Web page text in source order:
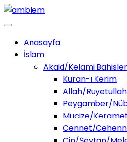
Anasayfa
İslam
Akaid/Kelami Bahisler
Kuran-ı Kerim
Allah/Ruyetullah
Peygamber/
Mucize/Keramet
Cennet/